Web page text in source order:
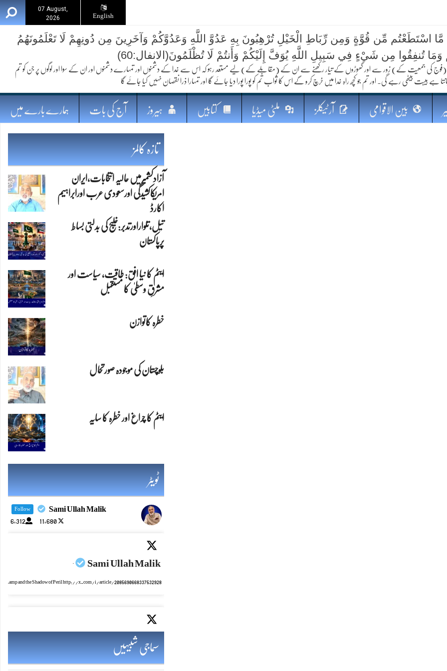
07 August,
2026
English
مستقبل
مَّا اسْتَطَعْتُم مِّن قُوَّةٍ وَمِن رِّبَاطِ الْخَيْلِ تُرْهِبُونَ بِهِ عَدُوَّ اللَّهِ وَعَدُوَّكُمْ وَآخَرِينَ مِن دُونِهِمْ لَا تَعْلَمُونَهُمُ
وَمَا تُنفِقُوا مِن شَيْءٍ فِي سَبِيلِ اللَّهِ يُوَفَّ إِلَيْكُمْ وَأَنتُمْ لَا تُظْلَمُونَ(الانفال:60)
کی جمعیت کے) زور سے اور گھوڑوں کے تیار رکھنے سے ان کے (مقابلے کے) لیے مستعد رہو کہ اس سے خدا کے دشمنوں اور تمہارے دشمنوں اور ان کے سوا اور لوگوں پر جن کو تم
ہے ہیبت بیٹھی رہے گی۔ اور تم جو کچھ راہ خدا میں خرچ کرو گے اس کا ثواب تم کو پورا پورا دیا جائے گا اور تمہارا ذرا نقصان نہیں کیا جائے گا
بین الاقوامی آرٹیکلز ملٹی میڈیا کتابیں ہیروز آج کی بات ہمارے بارے میں
تازہ کالمز
ایٹم کا چراغ اور خطرہ کا سایہ
آزادکشمیرمیں حالیہ انتخابات،ایران
امریکاکشیدگی اورسعودی عرب اورابراہیم
اکارڈ
تیل،تلواراورتدبر:خلیج کی بدلتی بساط
پرپاکستان
ایٹم کا نیا افق: طاقت، سیاست اور
مشرقِ وسطیٰ کا مستقبل
خطرہ کاتوازن
بلوچستان کی موجودہ صورتحال
ٹویٹر
Sami Ullah Malik
Follow
11,680
6,312
Sami Ullah Malik
·
Lamp and the Shadow of Peril http://x.com/i/article/2085690668337532928
Sami Ullah Malik
ایٹم کا چراغ اور خطرہ کا سایہ http://x.com/i/article/2085690028282511360
سماجی شبیہیں